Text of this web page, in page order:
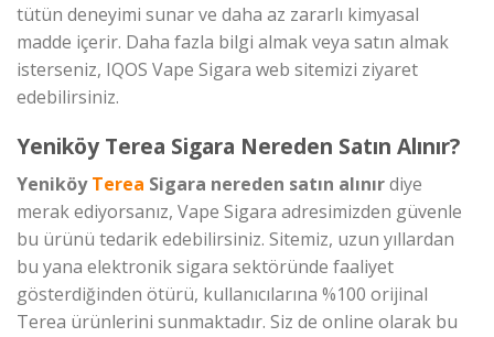
tütün deneyimi sunar ve daha az zararlı kimyasal
madde içerir. Daha fazla bilgi almak veya satın almak
isterseniz, IQOS Vape Sigara web sitemizi ziyaret
edebilirsiniz.
Yeniköy Terea Sigara Nereden Satın Alınır?
YeniköyTerea Sigara nereden satın alınırdiye
merak ediyorsanız, Vape Sigara adresimizden güvenle
bu ürünü tedarik edebilirsiniz. Sitemiz, uzun yıllardan
bu yana elektronik sigara sektöründe faaliyet
gösterdiğinden ötürü, kullanıcılarına %100 orijinal
Terea ürünlerini sunmaktadır. Siz de online olarak bu